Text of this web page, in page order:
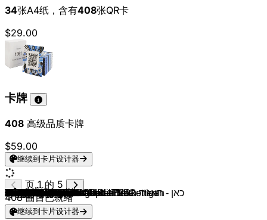
34张A4纸，含有408张QR卡
$29.00
卡牌
408 高级品质卡牌
$59.00
继续到卡片设计器
JJ
Nemo
Loreen
Kalush Orchestra
Måneskin
Duncan Laurence
Netta
Salvador Sobral
Jamala
Måns Zelmerlöw
Conchita Wurst
Emmelie de Forest
Loreen
Ell & Nikki
Lena
Alexander Rybak
Dima Bilan
Marija Šerifović
Lordi
Helena Paparizou
Ruslana
Sertab Erener
Marie N
Olsen Brothers
Charlotte Nilsson
Dana International
Katrina & The Waves
Eimear Quinn
Secret Garden
Paul Harrington & Charlie McGettigan
Niamh Kavanagh
Linda Martin
Carola
Toto Cutugno
Riva
Céline Dion
Johnny Logan
Sandra Kim
Bobbysocks!
Herreys
Corinne Hermès
Nicole
Bucks Fizz
Johnny Logan
Izhar Cohen & The Alpha Beta
Gali Atari
Marie Myriam
Brotherhood Of Man
Teach In
ABBA
Anne-Marie David
Vicky Leandros
Séverine
Dana
Frida Boccara
Lenny Kuhr
Lulu
Salomé
Massiel
Sandie Shaw
Udo Jürgens
France Gall
Gigliola Cinquetti
Grethe & Jørgen Ingmann
Isabelle Aubret
Jean-Claude Pascal
Jacqueline Boyer
Teddy Scholten
André Claveau
Corry Brokken
Lys Assia
DARA
Linda Lampenius & Pete Parkkonen
FELICIA
Antigoni
Alexandra Căpitănescu
Søren Torpegaard Lund
Satoshi
Sarah Engels
Akylas
Monroe
Veronica Fusaro
JONAS LOVV
Bzikebi
Sal Da Vinci
Delta Goodrem
Essyla
LELEK
COSMÓ
Alis
Simon
Eva Marija Noam Bettan & כאן - תאגיד השידור הישראליTamara Živković
LOOK MUM NO COMPUTER
AIDAN
Vanilla Ninja
Daniel Žižka
Senhit
Alicja
页 1 的 5
408曲目已就绪
继续到卡片设计器